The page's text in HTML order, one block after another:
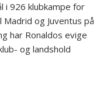
i 926 klubkampe for
og Juventus på
har Ronaldos evige
og landshold